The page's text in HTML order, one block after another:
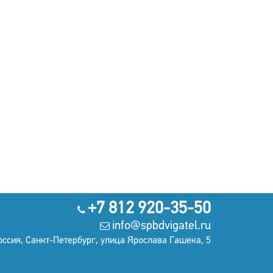
+7 812 920-35-50
info@spbdvigatel.ru
Санкт-Петербург, улица Ярослава Гашека, 5